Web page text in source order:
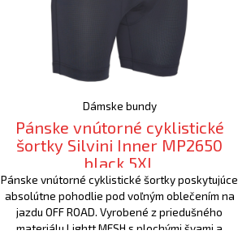
Dámske bundy
Pánske vnútorné cyklistické
šortky Silvini Inner MP2650
black 5XL
Pánske vnútorné cyklistické šortky poskytujúce
absolútne pohodlie pod voľným oblečením na
jazdu OFF ROAD. Vyrobené z priedušného
materiálu Lightt MESH s plochými švami a